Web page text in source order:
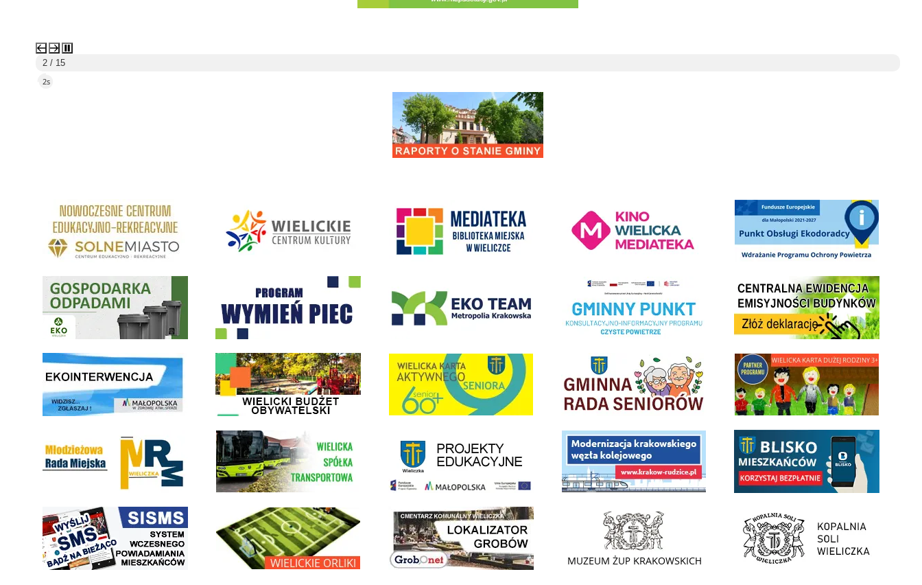
3 / 15
5s
Raporty o stanie Gminy Wieliczka
link do strony Centrum Edukacyjno Rekreacyjne Punkt Obsługi Ekodoradcy Wieliczka
Gospodarka odpadami na terenie Miasta i Gminy WieliczkaProgram "Czyste Powietrze" - Wieliczka Realizacja Programu Czyste Powietrze w Gminie WieliczkaCentrala Ewidencja Emisyjności Budynków - złóż
link do strony ekointerwencja dot.- powietrza link do strony - Wielicki Budżet Obywatelski link do strony Wielicka Karta Aktywnego Seniora link do strony Gminnej Rady Seniorow - Wieliczka link do strony - Wielicka Karta Dużej Rodziny
link do strony Wielickiej Spółki Transportowej link do strony - projekty edukacyjne dofinansowane z Europejskiego Funduszu Społecznego
link do opisu projektu budowy linii kolejowej Krakow Rudzicelink do opisu aplikacji - BLISKO, Gmina Wieliczka w
link do strony systemu wczesnego ostrzegania mieszkańców SISMSlink do opisu projektu Wielickie Orliki link do lokalizatora grobów na wielickim cmentarzu - grobnetlink do strony - Muzeum Żup Krakowskich Wieliczka link do strony Kopalni Soli Wieliczka